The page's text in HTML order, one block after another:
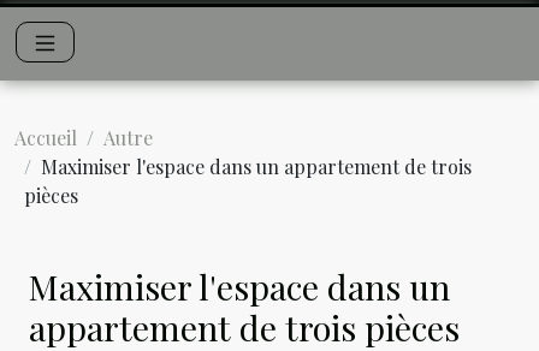
Accueil
Autre
Maximiser l'espace dans un appartement de trois
pièces
Maximiser l'espace dans un
appartement de trois pièces